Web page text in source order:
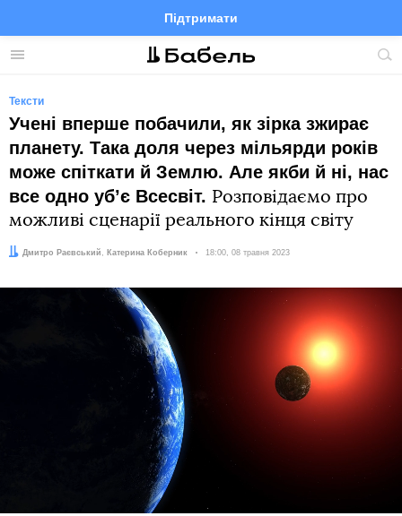
Меню
Підтримати
FacebookTelegramTwitter
Тексти
Учені вперше побачили, як зірка зжирає
планету. Така доля через мільярди років
може спіткати й Землю. Але якби й ні, нас
все одно убʼє Всесвіт. Розповідаємо про
можливі сценарії реального кінця світу
Автор:
Дмитро Раєвський
Редактор: Катерина Коберник Дата:
18:00, 08 травня 2023